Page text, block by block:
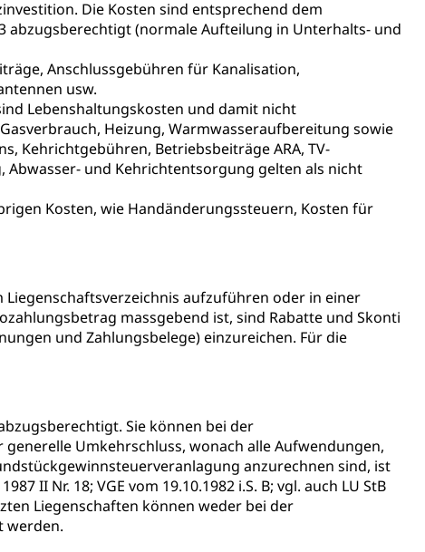
Die Kosten sind entsprechend dem
abzugsberechtigt (normale Aufteilung in Unterhalts- und
Anschlussgebühren für Kanalisation,
usw.
Lebenshaltungskosten und damit nicht
Heizung, Warmwasseraufbereitung sowie
Kehrichtgebühren, Betriebsbeiträge ARA, TV-
und Kehrichtentsorgung gelten als nicht
Kosten, wie Handänderungssteuern, Kosten für
aufzuführen oder in einer
massgebend ist, sind Rabatte und Skonti
und Zahlungsbelege) einzureichen. Für die
Sie können bei der
Umkehrschluss, wonach alle Aufwendungen,
anzurechnen sind, ist
II Nr. 18; VGE vom 19.10.1982 i.S. B; vgl. auch LU StB
Liegenschaften können weder bei der
werden.